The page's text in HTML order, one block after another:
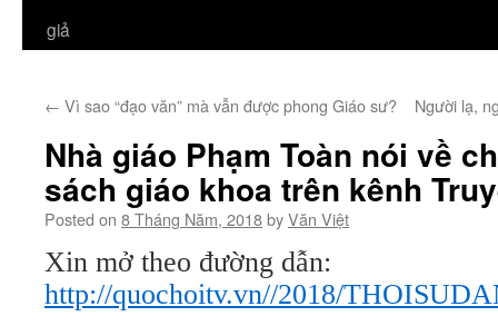
giả
← Vì sao “đạo văn” mà vẫn được phong Giáo sư? Người lạ,
Nhà giáo Phạm Toàn nói về
sách giáo khoa trên kênh
Posted on 8 Tháng Năm, 2018byVăn Việt
Xin mở theo đường dẫn:
http://quochoitv.vn//2018/